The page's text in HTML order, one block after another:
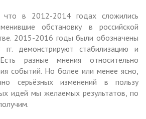
в 2012-2014 годах сложились
обстановку в российской
2015-2016 годы были обозначены
демонстрируют стабилизацию и
разные мнения относительно
событий. Но более или менее ясно,
серьёзных изменений в пользу
идей мы желаемых результатов, по